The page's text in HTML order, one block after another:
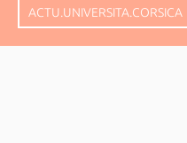
ACTU.UNIVERSITA.CORSICA